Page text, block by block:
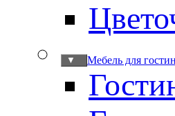
Мебель для
▼